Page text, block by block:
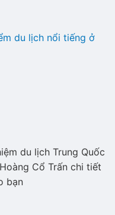
du lịch nổi tiếng ở
du lịch Trung Quốc
Cổ Trấn chi tiết
bạn